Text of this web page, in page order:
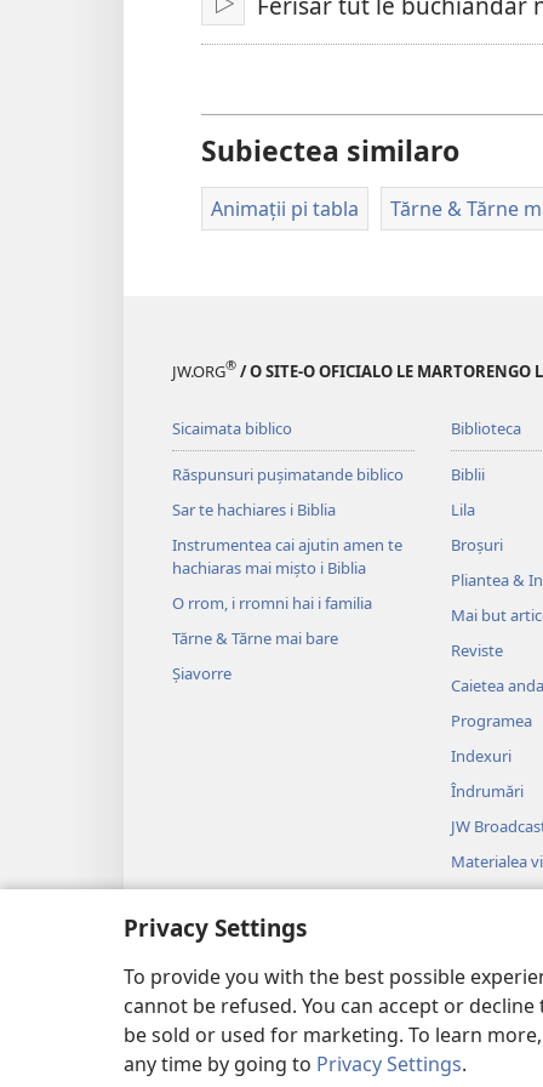
Privacy Settings
To provide you with the best possible
cannot be refused. You can accept or
be sold or used for marketing. To learn
any time by going to Privacy Settings.
De
drom
Subiectea similaro
Animații pi tabla Tărne & Tărne
JW.ORG® / O SITE-O OFICIALO LE MARTORENGO
Sicaimata biblico
Răspunsuri pușimatande biblico
Sar te hachiares i Biblia
Instrumentea cai ajutin amen te
hachiaras mai mișto i Biblia
O rrom, i rromni hai i familia
Tărne & Tărne mai bare
Șiavorre
Biblioteca
Biblii
Lila
Broșuri
Pliantea &
Mai but
Reviste
Caietea
Programea
Indexuri
Îndrumări
JW
Materialea
Ghilea
Drame
Copyright © 2026 Watch Tower Bible